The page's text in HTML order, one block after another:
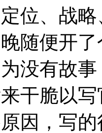
位、战
随便开
没有故
干脆以
因，写